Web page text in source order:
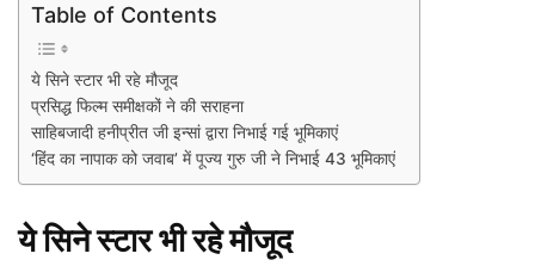
Table of Contents
ये सिने स्टार भी रहे मौजूद
प्रसिद्ध फिल्म समीक्षकों ने की सराहना
साहिबजादी हनीप्रीत जी इन्सां द्वारा निभाई गई भूमिकाएं
‘हिंद का नापाक को जवाब’ में पूज्य गुरु जी ने निभाई 43 भूमिकाएं
ये सिने स्टार भी रहे मौजूद